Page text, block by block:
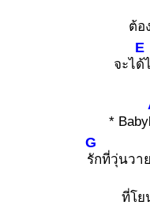
ต้อ
จะไ
E
ด้
*
G
รักที่วุ่นวาย
ที่โย